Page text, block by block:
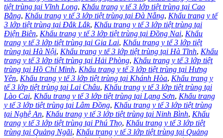
tiệt trùng tại Vĩnh Long, Khẩu trang y tế 3 lớp tiệt trùng tại Cao
Bằng, Khẩu trang y tế 3 lớp tiệt trùng tại Đà Nẵng, Khẩu trang y tế
3 lớp tiệt trùng tại Đắk Lắk, Khẩu trang y tế 3 lớp tiệt trùng tại
Điện Biên, Khẩu trang y tế 3 lớp tiệt trùng tại Đồng Nai, Khẩu
trang y tế 3 lớp tiệt trùng tại Gia Lai, Khẩu trang y tế 3 lớp tiệt
trùng tại Hà Nội, Khẩu trang y tế 3 lớp tiệt trùng tại Hà Tĩnh, Khẩu
trang y tế 3 lớp tiệt trùng tại Hải Phòng, Khẩu trang y tế 3 lớp tiệt
trùng tại Hồ Chí Minh, Khẩu trang y tế 3 lớp tiệt trùng tại Hưng
Yên, Khẩu trang y tế 3 lớp tiệt trùng tại Khánh Hòa, Khẩu trang y
tế 3 lớp tiệt trùng tại Lai Châu, Khẩu trang y tế 3 lớp tiệt trùng tại
Lào Cai, Khẩu trang y tế 3 lớp tiệt trùng tại Lạng Sơn, Khẩu trang
y tế 3 lớp tiệt trùng tại Lâm Đồng, Khẩu trang y tế 3 lớp tiệt trùng
tại Nghệ An, Khẩu trang y tế 3 lớp tiệt trùng tại Ninh Bình, Khẩu
trang y tế 3 lớp tiệt trùng tại Phú Thọ, Khẩu trang y tế 3 lớp tiệt
trùng tại Quảng Ngãi, Khẩu trang y tế 3 lớp tiệt trùng tại Quảng